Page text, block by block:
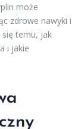
może
zdrowe nawyki i
temu, jak
i jakie